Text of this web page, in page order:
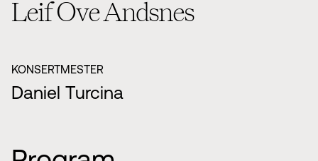
Leif Ove Andsnes
KONSERTMESTER
Daniel Turcina